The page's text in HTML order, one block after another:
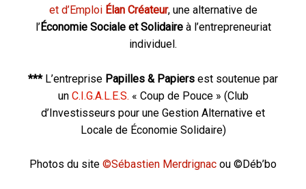
et d’Emploi Élan Créateur, une alternative de
l’Économie Sociale et Solidaireà l’entrepreneuriat
individuel.
***L’entreprise Papilles & Papiers est soutenue par
un C.I.G.A.L.E.S. « Coup de Pouce » (Club
d’Investisseurs pour une Gestion Alternative et
Locale de Économie Solidaire)
Photos du site ©Sébastien Merdrignac ou ©Déb’bo